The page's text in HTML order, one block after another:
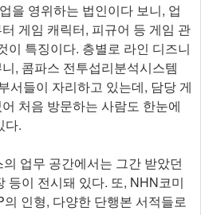
을 영위하는 법인이다 보니, 업
게임 캐릭터, 피규어 등 게임 관
이 특징이다. 층별로 라인 디즈니
, 콤파스 전투섭리분석시스템
서들이 자리하고 있는데, 담당 게
처음 방문하는 사람도 한눈에
다.
업무 공간에서는 그간 받았던
등이 전시돼 있다. 또, NHN코미
인형, 다양한 단행본 서적들로